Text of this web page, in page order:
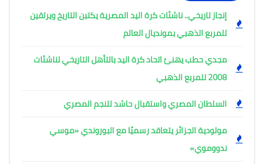
إنجاز تاريخي.. ناشئات كرة اليد المصرية يكتبن التاريخ ويرتقين
للمربع الذهبي بمونديال العالم
مجدي حطب يهنئ اتحاد كرة اليد بالتأهل التاريخي لناشئات
2008 للمربع الذهبي
السلطان المصري واستقبال حاشد للنجم المصري
مولودية الجزائر يتعاقد رسميًا مع البوروندي «موسي
ندووموي»